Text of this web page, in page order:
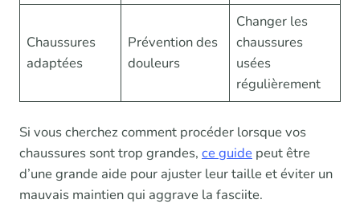
Chaussures
adaptées
Prévention des
douleurs
Changer les
chaussures
usées
régulièrement
Si vous cherchez comment procéder lorsque vos
chaussures sont trop grandes, ce guide peut être
d’une grande aide pour ajuster leur taille et éviter un
mauvais maintien qui aggrave la fasciite.